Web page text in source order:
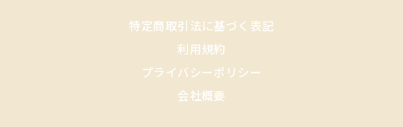
特定商取引法に基づく表記
利用規約
プライバシーポリシー
会社概要